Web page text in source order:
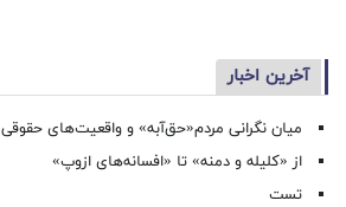
آخرین اخبار
میان نگرانی مردم«حق‌آبه» و واقعیت‌های حقوقی
از «کلیله و دمنه» تا «افسانه‌های ازوپ»
تست